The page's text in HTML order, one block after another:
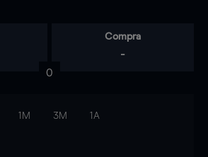
Compra
-
0
1M 3M 1A